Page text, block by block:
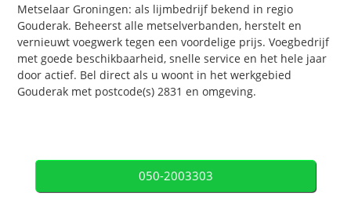
Metselaar Groningen: als lijmbedrijf bekend in regio
Gouderak. Beheerst alle metselverbanden, herstelt en
vernieuwt voegwerk tegen een voordelige prijs. Voegbedrijf
met goede beschikbaarheid, snelle service en het hele jaar
door actief. Bel direct als u woont in het werkgebied
Gouderak met postcode(s) 2831 en omgeving.
050-2003303